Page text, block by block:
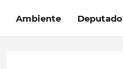
Ambiente Deputado